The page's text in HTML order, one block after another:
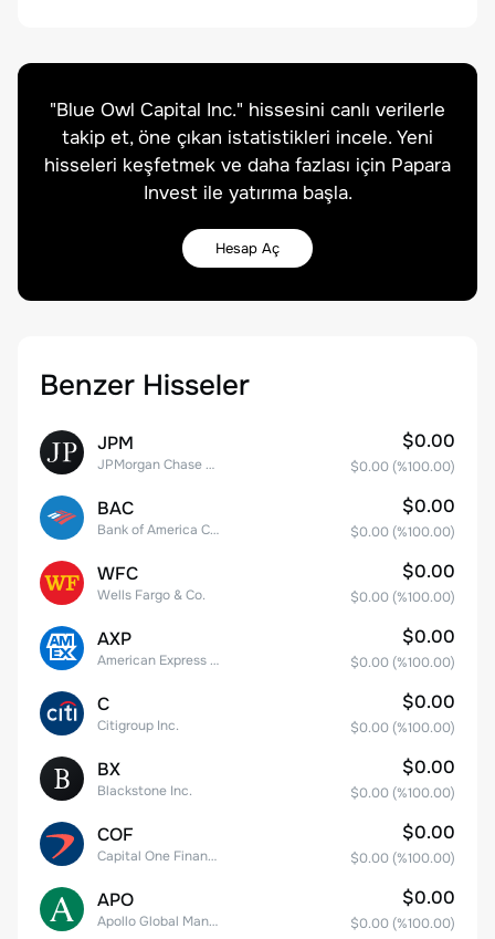
"Blue Owl Capital Inc." hissesini canlı verilerle
takip et, öne çıkan istatistikleri incele. Yeni
hisseleri keşfetmek ve daha fazlası için Papara
Invest ile yatırıma başla.
Hesap Aç
Benzer Hisseler
JPM
JPMorgan Chase & Co.
$0.00
$0.00 (%100.00)
BAC
Bank of America Corporation
$0.00
$0.00 (%100.00)
WFC
Wells Fargo & Co.
$0.00
$0.00 (%100.00)
AXP
American Express Company
$0.00
$0.00 (%100.00)
C
Citigroup Inc.
$0.00
$0.00 (%100.00)
BX
Blackstone Inc.
$0.00
$0.00 (%100.00)
COF
Capital One Financial
$0.00
$0.00 (%100.00)
APO
Apollo Global Management, Inc.
$0.00
$0.00 (%100.00)